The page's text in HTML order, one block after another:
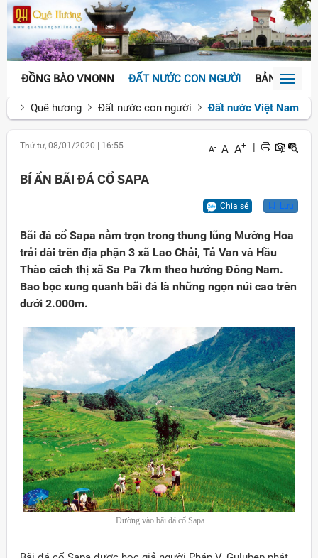
ĐỒNG BÀO VNONN ĐẤT NƯỚC CON NGƯỜI BẢN SẮCToggle
Quê hương
Đất nước con người Đất nước Việt Nam
Thứ tư, 08/01/2020 16:55 A- A A+
BÍ ẨN BÃI ĐÁ CỔ SAPA
Chia sẻ Lưu
Bãi đá cổ Sapa nằm trọn trong thung lũng Mường Hoa
trải dài trên địa phận 3 xã Lao Chải, Tả Van và Hầu
Thào cách thị xã Sa Pa 7km theo hướng Đông Nam.
Bao bọc xung quanh bãi đá là những ngọn núi cao trên
dưới 2.000m.
Đường vào bãi đá cổ Sapa